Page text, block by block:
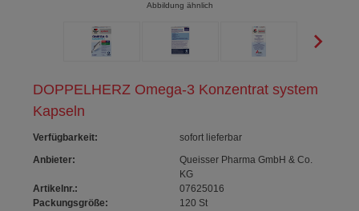
DOPPELHERZ Omega-3 Konzentrat system
Kapseln
Verfügbarkeit:
sofort lieferbar
Anbieter:
Queisser Pharma GmbH & Co.
KG
Artikelnr.:
07625016
Packungsgröße:
120 St
Abbildung ähnlich